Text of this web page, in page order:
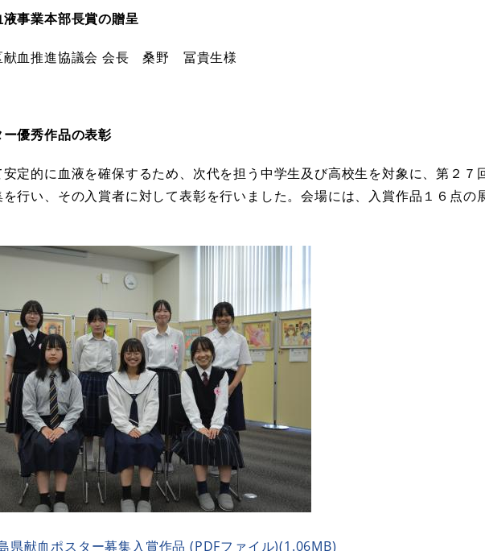
事業本部長賞の贈呈
献血推進協議会 会長 桑野 冨貴生様
優秀作品の表彰
定的に血液を確保するため、次代を担う中学生及び高校生を対象に、第２７
行い、その入賞者に対して表彰を行いました。会場には、入賞作品１６点の
県献血ポスター募集入賞作品 (PDFファイル)(1.06MB)